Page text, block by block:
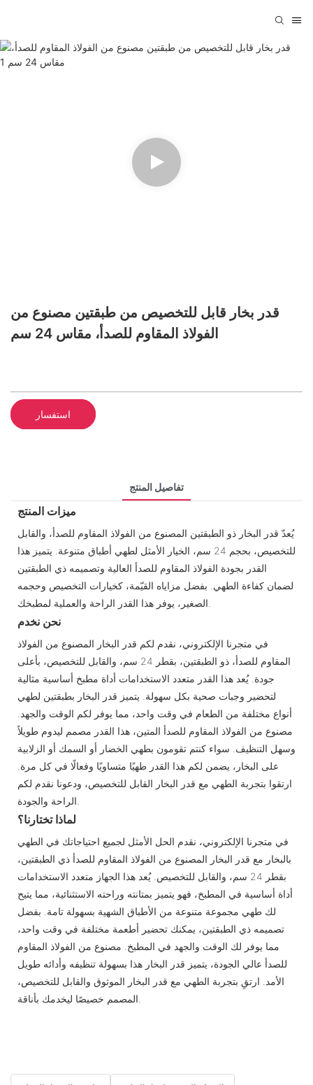
قدر بخار قابل للتخصيص من طبقتين مصنوع من
الفولاذ المقاوم للصدأ، مقاس 24 سم
استفسار
تفاصيل المنتج
ميزات المنتج
يُعدّ قدر البخار ذو الطبقتين المصنوع من الفولاذ المقاوم للصدأ، والقابل
للتخصيص، بحجم 24 سم، الخيار الأمثل لطهي أطباق متنوعة. يتميز هذا
القدر بجودة الفولاذ المقاوم للصدأ العالية وتصميمه ذي الطبقتين
لضمان كفاءة الطهي. بفضل مزاياه القيّمة، كخيارات التخصيص وحجمه
نحن نخدم
في متجرنا الإلكتروني، نقدم لكم قدر البخار المصنوع من الفولاذ
المقاوم للصدأ، ذو الطبقتين، بقطر 24 سم، والقابل للتخصيص، بأعلى
جودة. يُعد هذا القدر متعدد الاستخدامات أداة مطبخ أساسية مثالية
لتحضير وجبات صحية بكل سهولة. يتميز قدر البخار بطبقتين لطهي
أنواع مختلفة من الطعام في وقت واحد، مما يوفر لكم الوقت والجهد.
مصنوع من الفولاذ المقاوم للصدأ المتين، هذا القدر مصمم ليدوم طويلاً
وسهل التنظيف. سواء كنتم تقومون بطهي الخضار أو السمك أو الزلابية
على البخار، يضمن لكم هذا القدر طهيًا متساويًا وفعالًا في كل مرة.
ارتقوا بتجربة الطهي مع قدر البخار القابل للتخصيص، ودعونا نقدم لكم
لماذا تختارنا؟
في متجرنا الإلكتروني، نقدم الحل الأمثل لجميع احتياجاتك في الطهي
بالبخار مع قدر البخار المصنوع من الفولاذ المقاوم للصدأ ذي الطبقتين،
بقطر 24 سم، والقابل للتخصيص. يُعد هذا الجهاز متعدد الاستخدامات
أداة أساسية في المطبخ، فهو يتميز بمتانته وراحته الاستثنائية، مما يتيح
لك طهي مجموعة متنوعة من الأطباق الشهية بسهولة تامة. بفضل
تصميمه ذي الطبقتين، يمكنك تحضير أطعمة مختلفة في وقت واحد،
مما يوفر لك الوقت والجهد في المطبخ. مصنوع من الفولاذ المقاوم
للصدأ عالي الجودة، يتميز قدر البخار هذا بسهولة تنظيفه وأدائه طويل
الأمد. ارتقِ بتجربة الطهي مع قدر البخار الموثوق والقابل للتخصيص،